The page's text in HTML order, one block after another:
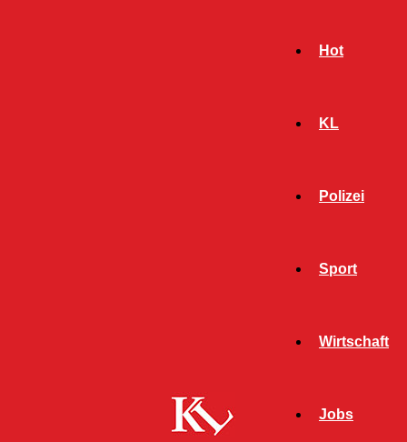
Hot
KL
Polizei
Sport
Wirtschaft
Jobs